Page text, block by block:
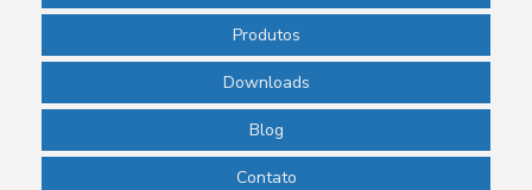
Produtos
Downloads
Blog
Contato